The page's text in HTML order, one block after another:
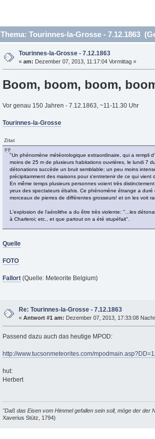
Thema: Tourinnes-la-Grosse - 7.12.1863
Tourinnes-la-Grosse - 7.12.1863
« am: Dezember 07, 2013, 11:17:04 Vormittag »
Boom, boom, boom,
Vor genau 150 Jahren - 7.12.1863, ~11-11.30 Uhr
Tourinnes-la-Grosse
Zitat
"Un phénomène météorologique extraordinaire, qui a rempli
moins de 25 m de plusieurs habitations ouvrières, le lundi 7
détonations succède un bruit semblable; un peu moins
précipitamment des maisons pour s'entretenir de ce qui
En même temps plusieurs personnes voient très
yeux des spectateurs ébahis. Ce phénomène étrange a
morceaux de pierres de différentes grosseurs! et on les voit
L'explosion de l'aérolithe a du être très violente: "...les
à Charleroi; etc., et que partout on a été stupéfait".
Quelle
FOTO
Fallort(Quelle: Meteorite Belgium)
Re: Tourinnes-la-Grosse - 7.12.1863
« Antwort #1 am: Dezember 07, 2013, 17:33:08
Passend dazu auch das heutige MPOD:
http://www.tucsonmeteorites.com/
hut:
Herbert
"Daß das Eisen vom Himmel gefallen sein soll, möge der
Xaverius Stütz, 1794)